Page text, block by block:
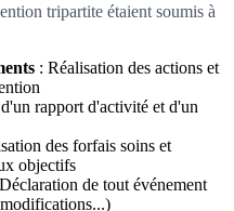
tripartite étaient soumis à
: Réalisation des actions et
rapport d'activité et d'un
des forfais soins et
objectifs
de tout événement